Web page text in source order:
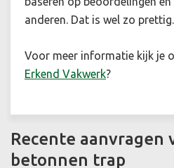
anderen. Dat is wel zo prettig.
Voor meer informatie kijk je
Erkend Vakwerk?
Recente aanvragen
betonnen trap